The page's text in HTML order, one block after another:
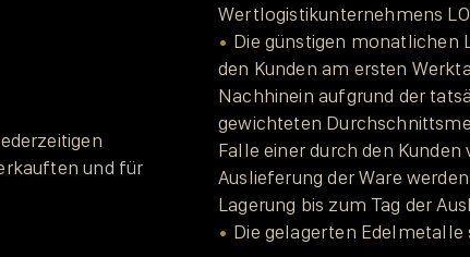
und für
Wertlogistikunternehmens
Die günstigen monatlichen
den Kunden am ersten
Nachhinein aufgrund der
gewichteten
Falle einer durch den Kunden
Auslieferung der Ware
Lagerung bis zum Tag der
Die gelagerten Edelmetalle